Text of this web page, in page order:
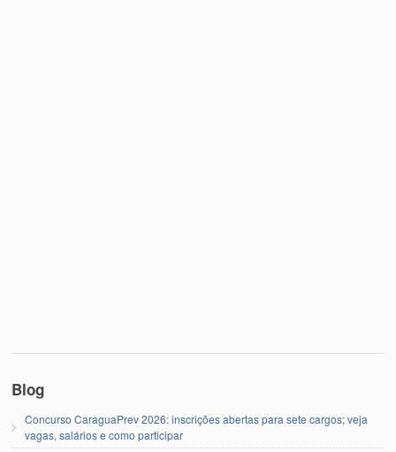
Blog
Concurso CaraguaPrev 2026: inscrições abertas para sete cargos; veja
vagas, salários e como participar